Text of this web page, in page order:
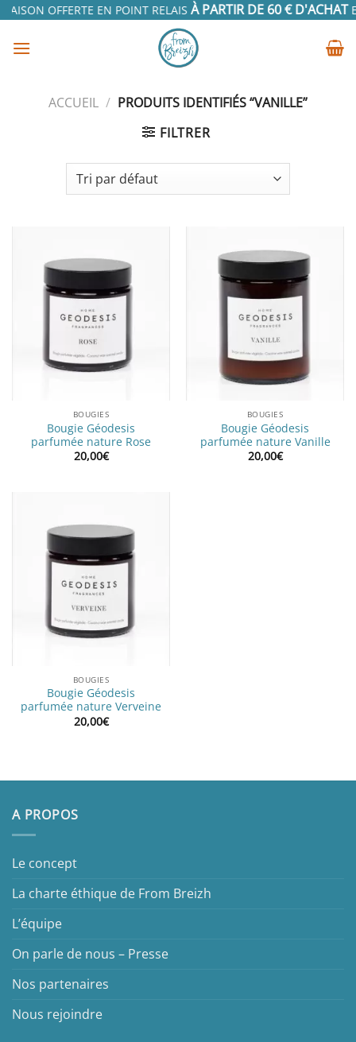
Passer
contenu
OFFERTE EN POINT RELAISÀ PARTIR DE 60 € D'ACHAT
ACCUEIL / PRODUITS IDENTIFIÉS “VANILLE”
FILTRER
BOUGIES
Bougie Géodesis
parfumée nature Rose
20,00€
BOUGIES
Bougie Géodesis
parfumée nature Vanille
20,00€
BOUGIES
Bougie Géodesis
parfumée nature Verveine
20,00€
A PROPOS
Le concept
La charte éthique de From Breizh
L’équipe
On parle de nous – Presse
Nos partenaires
Nous rejoindre